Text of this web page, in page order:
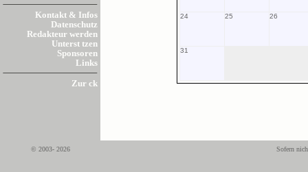
Kontakt & Infos
Datenschutz
Redakteur werden
Unterst tzen
Sponsoren
Links
Zur ck
24 25 26
31
© 2003- 2026 Sofern